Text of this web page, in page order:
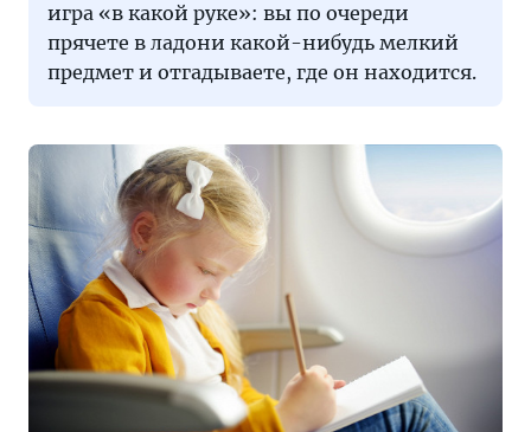
игра «в какой руке»: вы по очереди
прячете в ладони какой-нибудь мелкий
предмет и отгадываете, где он находится.